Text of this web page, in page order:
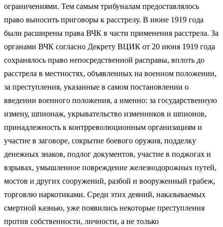
ограничениями. Тем самым трибуналам предоставлялось
право выносить приговоры к расстрелу. В июне 1919 года
были расширены права ВЧК в части применения расстрела. За
органами ВЧК согласно Декрету ВЦИК от 20 июня 1919 года
сохранялось право непосредственной расправы, вплоть до
расстрела в местностях, объявленных на военном положении,
за преступления, указанные в самом постановлении о
введении военного положения, а именно: за государственную
измену, шпионаж, укрывательство изменников и шпионов,
принадлежность к контрреволюционным организациям и
участие в заговоре, сокрытие боевого оружия, подделку
денежных знаков, подлог документов, участие в поджогах и
взрывах, умышленное повреждение железнодорожных путей,
мостов и других сооружений, разбой и вооруженный грабеж,
торговлю наркотиками. Среди этих деяний, наказываемых
смертной казнью, уже появились некоторые преступления
против собственности, личности, а не только